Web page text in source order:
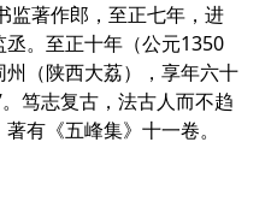
监著作郎，至正七年，进
丞。至正十年（公元1350
（陕西大荔），享年六十
笃志复古，法古人而不趋
有《五峰集》十一卷。